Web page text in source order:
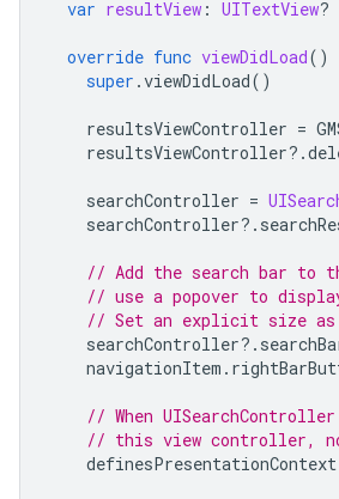
var resultView : UITextView?
override func viewDidLoad()
super .viewDidLoad()
resultsViewController =
resultsViewController?.
searchController =
searchController?.
// Add the search bar to
// use a popover to
// Set an explicit size as
searchController?.
navigationItem .
// When
// this view controller,
definesPresentationContext